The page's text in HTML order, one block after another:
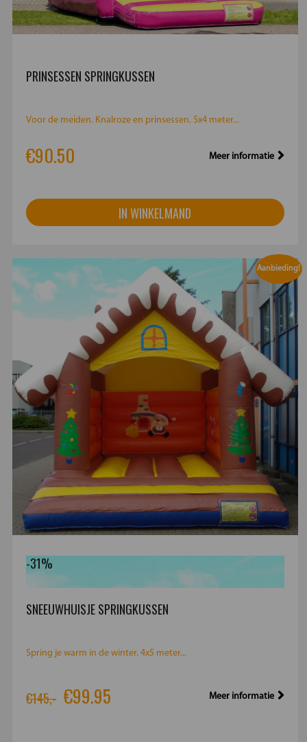
PRINSESSEN SPRINGKUSSEN
Voor de meiden. Knalroze en prinsessen. 5x4 meter...
€90.50 Meer informatie
IN WINKELMAND
Aanbieding!
-31%
SNEEUWHUISJE SPRINGKUSSEN
Spring je warm in de winter. 4x5 meter...
€145,- €99.95 Meer informatie